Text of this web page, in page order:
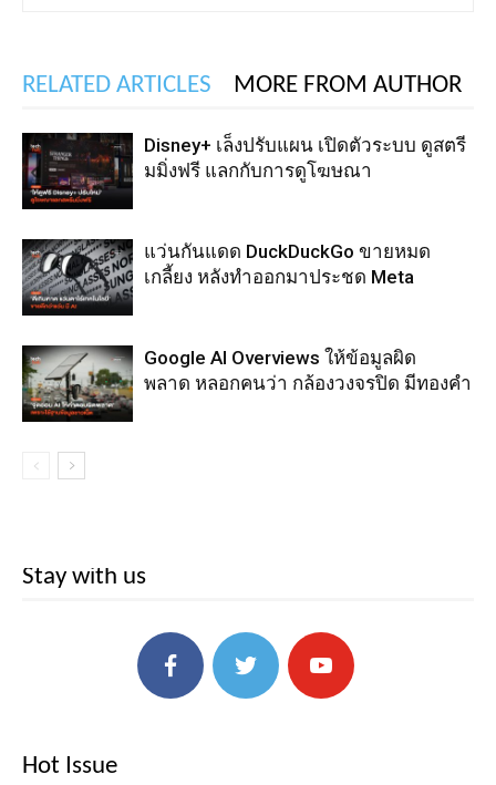
RELATED ARTICLES MORE FROM AUTHOR
Disney+ เล็งปรับแผน เปิดตัวระบบ ดูสตรี
มมิ่งฟรี แลกกับการดูโฆษณา
แว่นกันแดด DuckDuckGo ขายหมด
เกลี้ยง หลังทำออกมาประชด Meta
Google AI Overviews ให้ข้อมูลผิด
พลาด หลอกคนว่า กล้องวงจรปิด มีทองคำ
Stay with us
Hot Issue